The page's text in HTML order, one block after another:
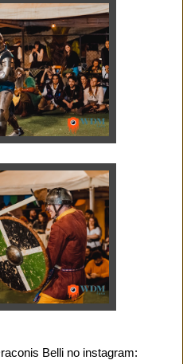
Belli no instagram: